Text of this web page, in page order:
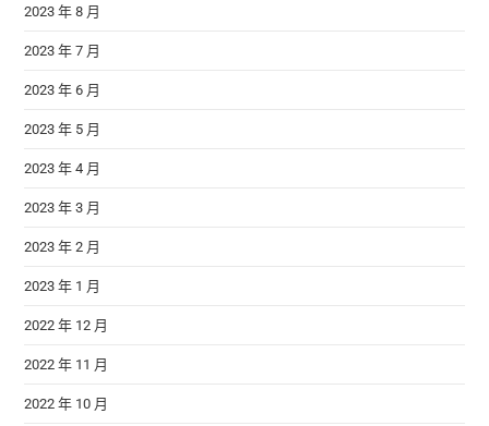
2023 年 8 月
2023 年 7 月
2023 年 6 月
2023 年 5 月
2023 年 4 月
2023 年 3 月
2023 年 2 月
2023 年 1 月
2022 年 12 月
2022 年 11 月
2022 年 10 月